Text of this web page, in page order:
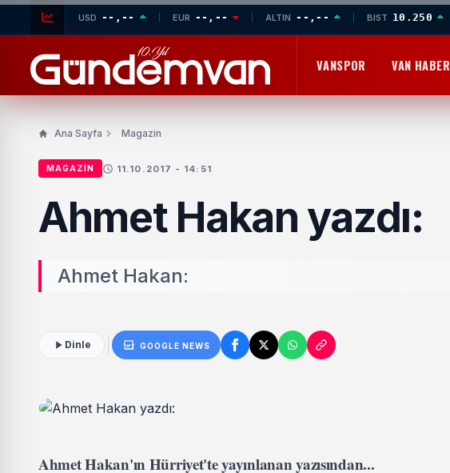
USD --,-- EUR --,-- ALTIN --,-- BIST 10.250
VANSPOR VAN HABER
Ana Sayfa Magazin
MAGAZIN 11.10.2017 - 14:51
Ahmet Hakan yazdı:
Ahmet Hakan:
Dinle GOOGLE NEWS
Ahmet Hakan'ın Hürriyet'te yayınlanan yazısından...